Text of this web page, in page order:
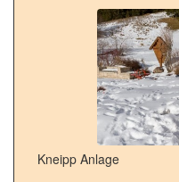
Kneipp Anlage